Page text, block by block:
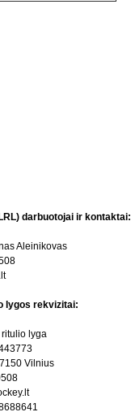
darbuotojai ir kontaktai:
Aleinikovas
lygos rekvizitai:
lyga
Vilnius